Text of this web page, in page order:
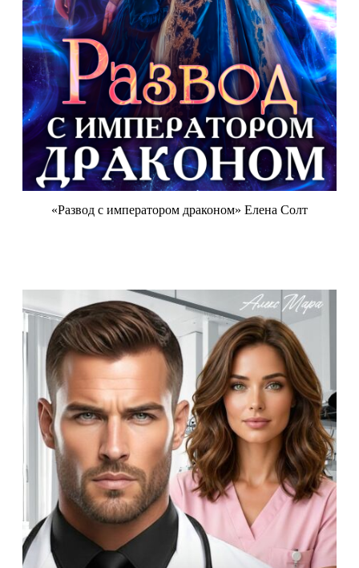
«Развод с императором драконом» Елена Солт